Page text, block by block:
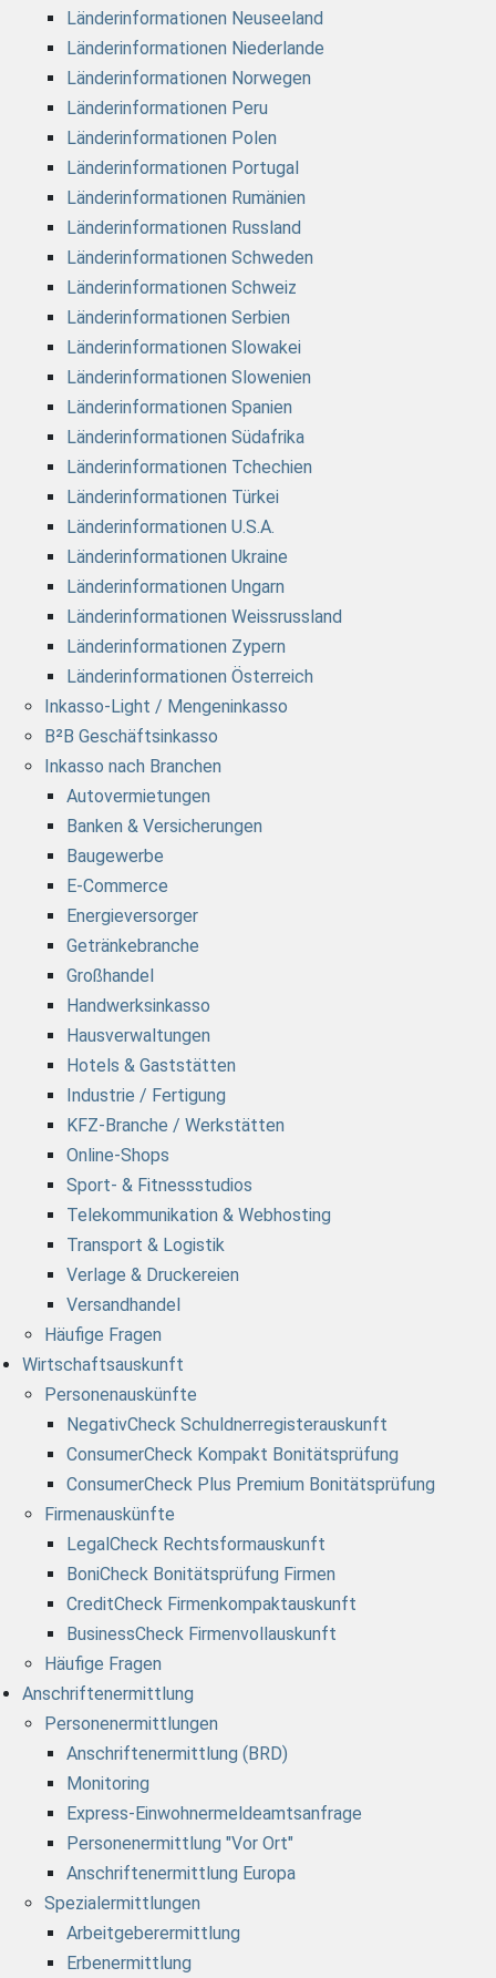
Länderinformationen Neuseeland
Länderinformationen Niederlande
Länderinformationen Norwegen
Länderinformationen Peru
Länderinformationen Polen
Länderinformationen Portugal
Länderinformationen Rumänien
Länderinformationen Russland
Länderinformationen Schweden
Länderinformationen Schweiz
Länderinformationen Serbien
Länderinformationen Slowakei
Länderinformationen Slowenien
Länderinformationen Spanien
Länderinformationen Südafrika
Länderinformationen Tchechien
Länderinformationen Türkei
Länderinformationen U.S.A.
Länderinformationen Ukraine
Länderinformationen Ungarn
Länderinformationen Weissrussland
Länderinformationen Zypern
Länderinformationen Österreich
Inkasso-Light / Mengeninkasso
B²B Geschäftsinkasso
Inkasso nach Branchen
Autovermietungen
Banken & Versicherungen
Baugewerbe
E-Commerce
Energieversorger
Getränkebranche
Großhandel
Handwerksinkasso
Hausverwaltungen
Hotels & Gaststätten
Industrie / Fertigung
KFZ-Branche / Werkstätten
Online-Shops
Sport- & Fitnessstudios
Telekommunikation & Webhosting
Transport & Logistik
Verlage & Druckereien
Versandhandel
Häufige Fragen
Wirtschaftsauskunft
Personenauskünfte
NegativCheck Schuldnerregisterauskunft
ConsumerCheck Kompakt Bonitätsprüfung
ConsumerCheck Plus Premium Bonitätsprüfung
Firmenauskünfte
LegalCheck Rechtsformauskunft
BoniCheck Bonitätsprüfung Firmen
CreditCheck Firmenkompaktauskunft
BusinessCheck Firmenvollauskunft
Häufige Fragen
Anschriftenermittlung
Personenermittlungen
Anschriftenermittlung (BRD)
Monitoring
Express-Einwohnermeldeamtsanfrage
Personenermittlung "Vor Ort"
Anschriftenermittlung Europa
Spezialermittlungen
Arbeitgeberermittlung
Erbenermittlung